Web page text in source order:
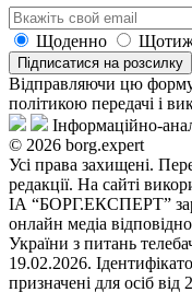
Щоденно
Підписатися на розсилку
Відправляючи цю
політикою передачі і
Інформаційно-
© 2026 borg.expert
Усі права захищені.
редакції. На сайті
ІА “БОРГ.ЕКСПЕРТ”
онлайн медіа
України з питань
19.02.2026.
призначені для осіб від